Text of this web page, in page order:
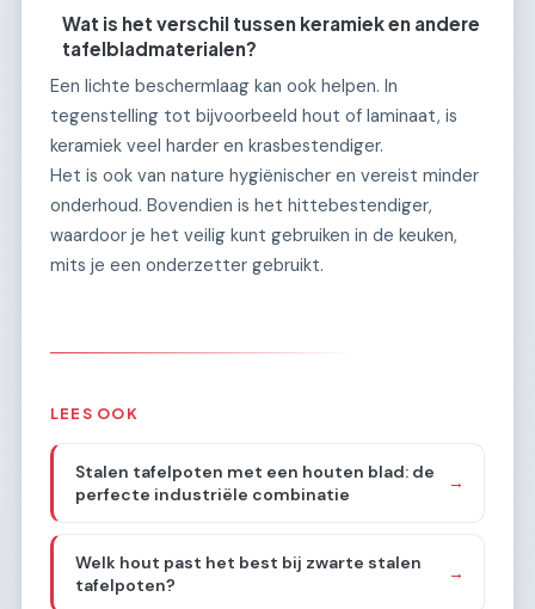
Wat is het verschil tussen keramiek en andere
tafelbladmaterialen?
Een lichte beschermlaag kan ook helpen. In
tegenstelling tot bijvoorbeeld hout of laminaat, is
keramiek veel harder en krasbestendiger.
Het is ook van nature hygiënischer en vereist minder
onderhoud. Bovendien is het hittebestendiger,
waardoor je het veilig kunt gebruiken in de keuken,
mits je een onderzetter gebruikt.
LEES OOK
Stalen tafelpoten met een houten blad: de
perfecte industriële combinatie
→
Welk hout past het best bij zwarte stalen
tafelpoten?
→